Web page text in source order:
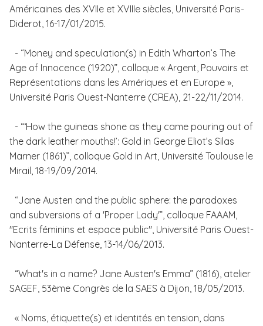
Américaines des XVIIe et XVIIIe siècles, Université Paris-
Diderot, 16-17/01/2015.
- “Money and speculation(s) in Edith Wharton’s The
Age of Innocence (1920)”, colloque « Argent, Pouvoirs et
Représentations dans les Amériques et en Europe »,
Université Paris Ouest-Nanterre (CREA), 21-22/11/2014.
- “‘How the guineas shone as they came pouring out of
the dark leather mouths!’: Gold in George Eliot’s Silas
Marner (1861)”, colloque Gold in Art, Université Toulouse le
Mirail, 18-19/09/2014.
“Jane Austen and the public sphere: the paradoxes
and subversions of a 'Proper Lady'”, colloque FAAAM,
"Ecrits féminins et espace public", Université Paris Ouest-
Nanterre-La Défense, 13-14/06/2013.
“What's in a name? Jane Austen's Emma” (1816), atelier
SAGEF, 53ème Congrès de la SAES à Dijon, 18/05/2013.
« Noms, étiquette(s) et identités en tension, dans